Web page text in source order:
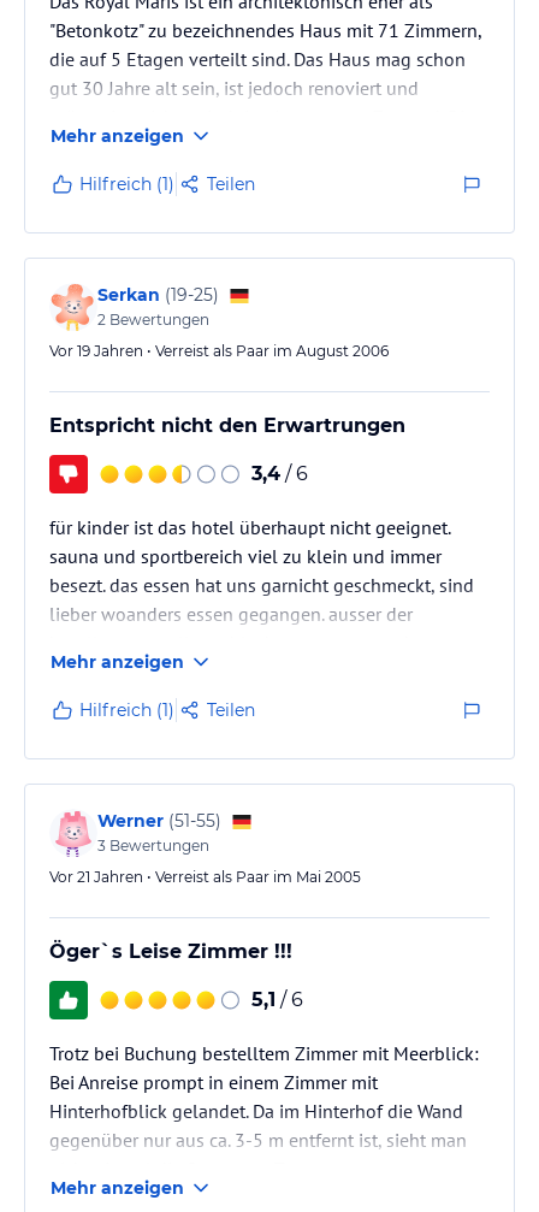
"Betonkotz" zu bezeichnendes Haus mit 71 Zimmern,
die auf 5 Etagen verteilt sind. Das Haus mag schon
gut 30 Jahre alt sein, ist jedoch renoviert und
Empfangshalle ist eher klein und beherbergt eine
Mini-Rezeption und eine kleine Bar mit
nebenliegendem Frühstücks- und auch
Abendessenraum. Alles ist sehr sauber und gepflegt.
Der Swimmingpool mit Liegen liegt auf dem Dach
des Hotels, eine gute Lösung, weil man von…
Mehr anzeigen
Hilfreich (1) Teilen
Serkan (19-25)
2 Bewertungen
Vor 19 Jahren • Verreist als Paar im August 2006
Entspricht nicht den Erwartrungen
3,4 / 6
für kinder ist das hotel überhaupt nicht geeignet.
sauna und sportbereich viel zu klein und immer
besezt. das essen hat uns garnicht geschmeckt, sind
lieber woanders essen gegangen. ausser der
dort hin will ist es super. aber trotzdem nicht weiter
zu emfehlen.
Mehr anzeigen
Hilfreich (1) Teilen
Werner (51-55)
3 Bewertungen
Vor 21 Jahren • Verreist als Paar im Mai 2005
Öger`s Leise Zimmer !!!
5,1 / 6
Trotz bei Buchung bestelltem Zimmer mit Meerblick:
Bei Anreise prompt in einem Zimmer mit
Hinterhofblick gelandet. Da im Hinterhof die Wand
gegenüber nur aus ca. 3-5 m entfernt ist, sieht man
Nach sofortiger Beschwerde bei der Rezeption, bei
Mehr anzeigen